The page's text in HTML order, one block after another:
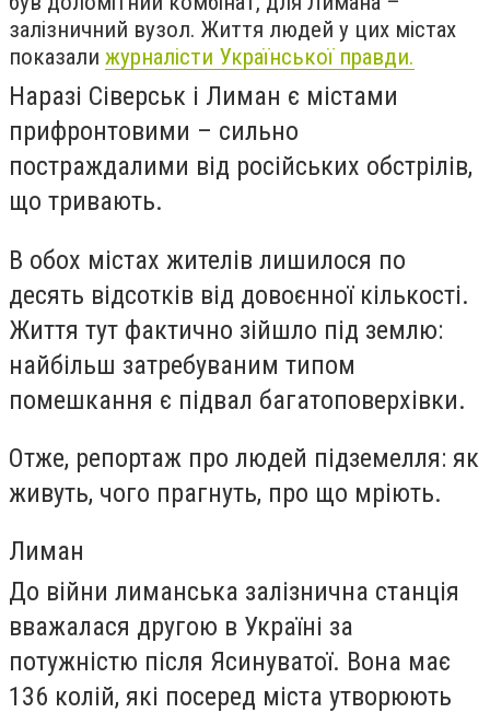
залізничний вузол. Життя людей у цих містах
показали журналісти Української правди.
Наразі Сіверськ і Лиман є містами
прифронтовими – сильно
постраждалими від російських обстрілів,
що тривають.
В обох містах жителів лишилося по
десять відсотків від довоєнної кількості.
Життя тут фактично зійшло під землю:
найбільш затребуваним типом
помешкання є підвал багатоповерхівки.
Отже, репортаж про людей підземелля: як
живуть, чого прагнуть, про що мріють.
Лиман
До війни лиманська залізнична станція
вважалася другою в Україні за
потужністю після Ясинуватої. Вона має
136 колій, які посеред міста утворюють